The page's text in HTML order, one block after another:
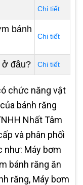
Chi tiết
bánh
Chi tiết
ở đâu? Chi tiết
chức năng vật
bánh răng
Nhất Tâm
và phân phối
như: Máy bơm
bánh răng ăn
răng, Máy bơm